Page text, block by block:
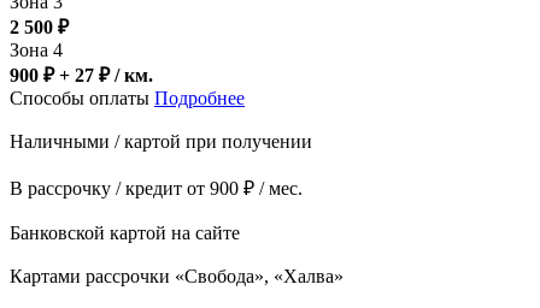
2 500 ₽
Зона 4
900 ₽ + 27 ₽/ км.
Способы оплаты Подробнее
Наличными / картой при получении
В рассрочку / кредит от 900 ₽ / мес.
Банковской картой на сайте
Картами рассрочки «Свобода», «Халва»